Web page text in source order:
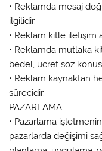
• Reklamda mesaj
ilgilidir.
• Reklam kitle iletişim
• Reklamda mutlaka
bedel, ücret söz
• Reklam kaynaktan
sürecidir.
PAZARLAMA
• Pazarlama
pazarlarda değişimi